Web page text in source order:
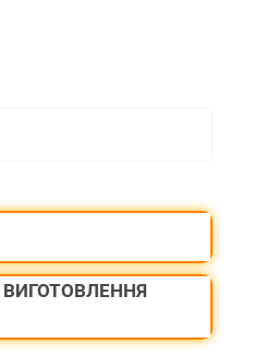
ВИГОТОВЛЕННЯ